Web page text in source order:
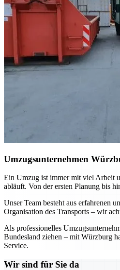
Umzugsunternehmen
Ein Umzug ist immer mit viel Arbeit
abläuft. Von der ersten Planung bis
Unser Team besteht aus erfahrenen
Organisation des Transports – wir
Als professionelles
Bundesland ziehen – mit Würzburg
Service.
Wir sind für Sie da